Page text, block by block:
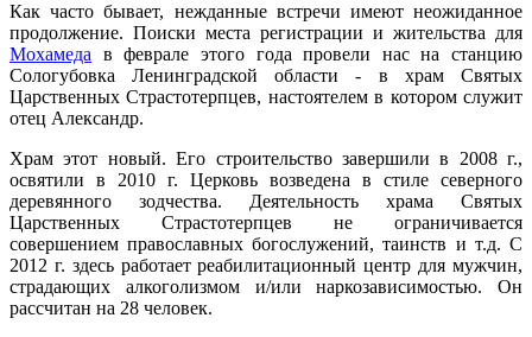
Как часто бывает, нежданные встречи имеют неожиданное
продолжение. Поиски места регистрации и жительства для
Мохамеда
в феврале этого года провели нас на станцию
Сологубовка Ленинградской области - в храм Святых
Царственных Страстотерпцев, настоятелем в котором служит
отец Александр.
Храм этот новый. Его строительство завершили в 2008 г.,
освятили в 2010 г. Церковь возведена в стиле северного
деревянного зодчества. Деятельность храма Святых
Царственных Страстотерпцев не ограничивается
совершением православных богослужений, таинств и т.д. С
2012 г. здесь работает реабилитационный центр для мужчин,
страдающих алкоголизмом и/или наркозависимостью. Он
рассчитан на 28 человек.